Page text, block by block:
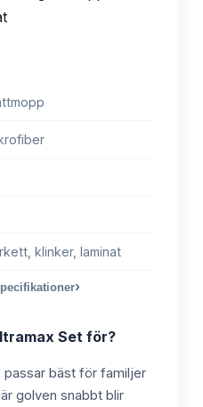
klinker, laminat
›
Set för?
passar bäst för familjer
golven snabbt blir